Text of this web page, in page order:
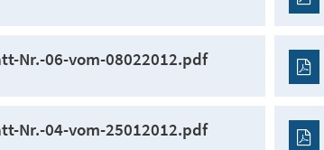
Nr.-06-vom-08022012.pdf
Nr.-04-vom-25012012.pdf